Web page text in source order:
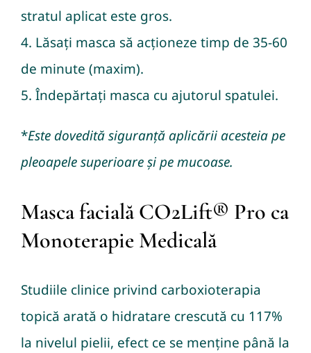
stratul aplicat este gros.
4. Lăsați masca să acționeze timp de 35-60
de minute (maxim).
5. Îndepărtați masca cu ajutorul spatulei.
*Este dovedită siguranță aplicării acesteia pe
pleoapele superioare și pe mucoase.
Masca facială CO2Lift® Pro ca
Monoterapie Medicală
Studiile clinice privind carboxioterapia
topică arată o hidratare crescută cu 117%
la nivelul pielii, efect ce se menține până la